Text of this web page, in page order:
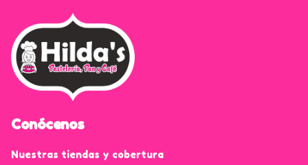
Conócenos
Nuestras tiendas y cobertura